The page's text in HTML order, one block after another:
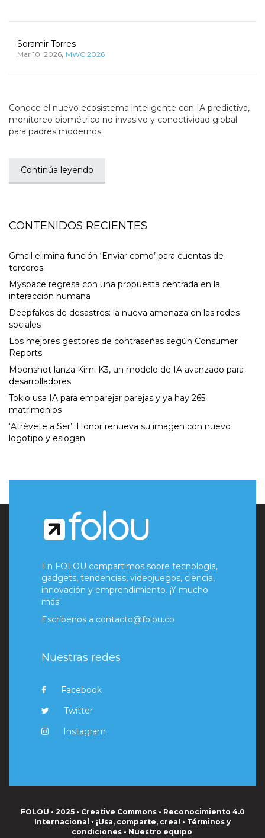
Soramir Torres
Mar 10, 2026, MWC 2026
Conoce el nuevo ecosistema inteligente con IA predictiva,
monitoreo biométrico no invasivo y conectividad global
para padres modernos.
Continúa leyendo
CONTENIDOS RECIENTES
Gmail elimina función ‘Enviar como’ para cuentas de
terceros
Myspace regresa con una propuesta centrada en la
interacción humana
Deepfakes de desastres: la nueva amenaza en las redes
sociales
Los mejores gestores de contraseñas según Consumer
Reports
Moonshot lanza Kimi K3, un modelo de IA avanzado para
desarrolladores
Tokio usa IA para emparejar parejas y ya hay 265
matrimonios
‘Atrévete a Ser’: Honor renueva su imagen con nuevo
logotipo y eslogan
En FOLOU compartimos sobre tecnología,
gadgets, tendencias, videojuegos, ciencia,
innovación y emprendimiento. ¡Y mucho
más!
Escríbenos a contacto@folou.co
Nuestras redes
Facebook
Twitter
Instagram
FOLOU • 2025 • Creative Commons • Reconocimiento 4.0
Internacional • ¡Usa, comparte, crea! • Términos y
condiciones• Nuestro equipo